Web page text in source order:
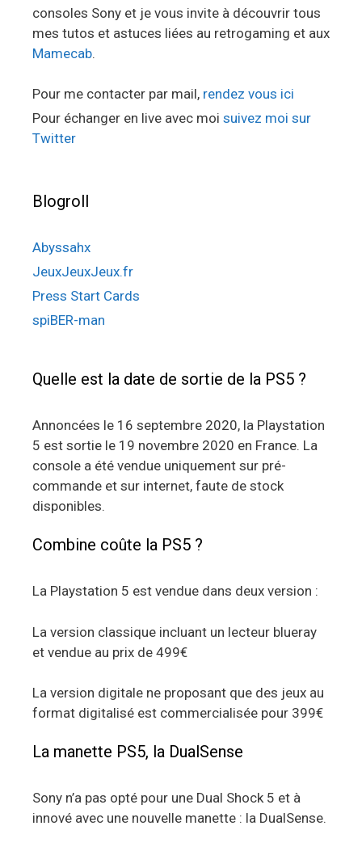
consoles Sony et je vous invite à découvrir tous
mes tutos et astuces liées au retrogaming et aux
Mamecab.
Pour me contacter par mail, rendez vous ici
Pour échanger en live avec moi suivez moi sur
Twitter
Blogroll
Abyssahx
JeuxJeuxJeux.fr
Press Start Cards
spiBER-man
Quelle est la date de sortie de la PS5 ?
Annoncées le 16 septembre 2020, la Playstation
5 est sortie le 19 novembre 2020 en France. La
console a été vendue uniquement sur pré-
commande et sur internet, faute de stock
disponibles.
Combine coûte la PS5 ?
La Playstation 5 est vendue dans deux version :
La version classique incluant un lecteur blueray
et vendue au prix de 499€
La version digitale ne proposant que des jeux au
format digitalisé est commercialisée pour 399€
La manette PS5, la DualSense
Sony n’a pas opté pour une Dual Shock 5 et à
innové avec une nouvelle manette : la DualSense.